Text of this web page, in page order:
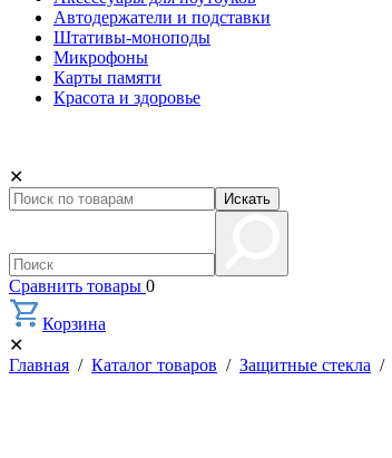
Автодержатели и подставки
Штативы-моноподы
Микрофоны
Карты памяти
Красота и здоровье
✕
Искать
Сравнить товары 0
Корзина
✕
Главная / Каталог товаров / Защитные стекла /